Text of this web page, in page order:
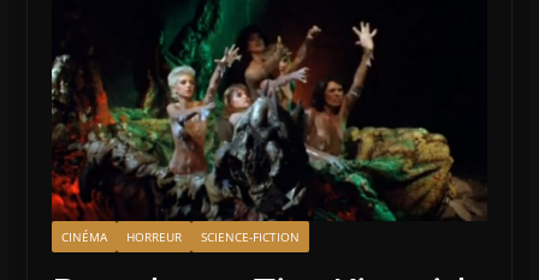
CINÉMA HORREUR SCIENCE-FICTION